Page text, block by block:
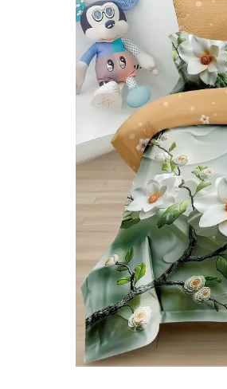
Lenjerii de pat Bumbac Poplin
Lenjerii de pat Catifea
Lenjerii de pat Damasc
Lenjerii de pat Finet + 2 Draperii
Lenjerii de pat Finet cu PLIURI
Lenjerii de pat finet Home
Lenjerii de pat Saten 4 piese cu